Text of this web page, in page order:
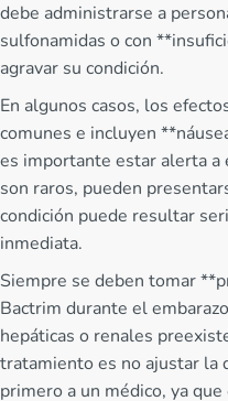
debe administrarse a
sulfonamidas o con
agravar su condición.
En algunos casos, los
comunes e incluyen
es importante estar alerta a
son raros, pueden
condición puede resultar
inmediata.
Siempre se deben tomar
Bactrim durante el
hepáticas o renales
tratamiento es no ajustar la
primero a un médico, ya